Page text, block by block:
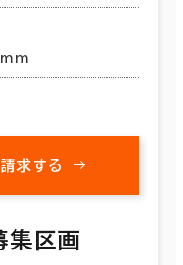
求する
集区画